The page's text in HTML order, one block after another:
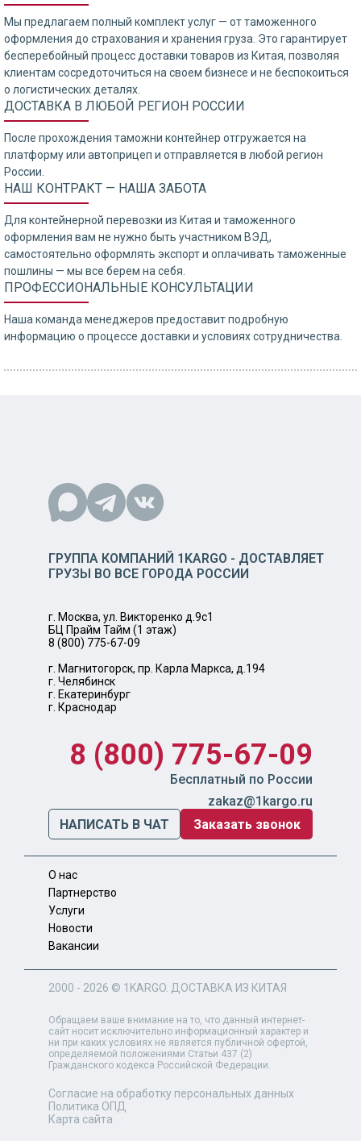
Мы предлагаем полный комплект услуг — от таможенного
оформления до страхования и хранения груза. Это гарантирует
бесперебойный процесс доставки товаров из Китая, позволяя
клиентам сосредоточиться на своем бизнесе и не беспокоиться
о логистических деталях.
ДОСТАВКА В ЛЮБОЙ РЕГИОН РОССИИ
После прохождения таможни контейнер отгружается на
платформу или автоприцеп и отправляется в любой регион
России.
НАШ КОНТРАКТ — НАША ЗАБОТА
Для контейнерной перевозки из Китая и таможенного
оформления вам не нужно быть участником ВЭД,
самостоятельно оформлять экспорт и оплачивать таможенные
пошлины — мы все берем на себя.
ПРОФЕССИОНАЛЬНЫЕ КОНСУЛЬТАЦИИ
Наша команда менеджеров предоставит подробную
информацию о процессе доставки и условиях сотрудничества.
ГРУППА КОМПАНИЙ 1KARGO - ДОСТАВЛЯЕТ
ГРУЗЫ ВО ВСЕ ГОРОДА РОССИИ
г. Москва, ул. Викторенко д.9с1
БЦ Прайм Тайм (1 этаж)
8 (800) 775-67-09
г. Магнитогорск, пр. Карла Маркса, д.194
г. Челябинск
г. Екатеринбург
г. Краснодар
8 (800) 775-67-09
Бесплатный по России
zakaz@1kargo.ru
НАПИСАТЬ В ЧАТ
Заказать звонок
О нас
Партнерство
Услуги
Новости
Вакансии
2000 - 2026 © 1KARGO . ДОСТАВКА ИЗ КИТАЯ
Обращаем ваше внимание на то, что данный интернет-
сайт носит исключительно информационный характер и
ни при каких условиях не является публичной офертой,
определяемой положениями Статьи 437 (2)
Гражданского кодекса Российской Федерации.
Согласие на обработку персональных данных
Политика ОПД
Карта сайта